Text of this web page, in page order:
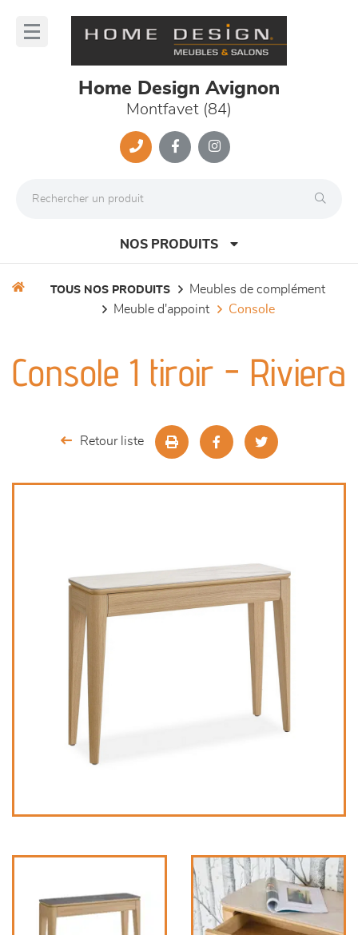
Home Design Avignon
Montfavet (84)
NOS PRODUITS
séjours
chambres et dressing
TOUS NOS PRODUITS
meubles de complément
meuble d'appoint
console
Console 1 tiroir - Riviera
Retour liste